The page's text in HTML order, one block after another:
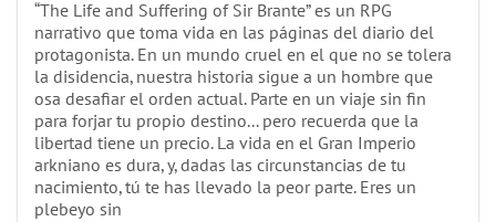
“The Life and Suffering of Sir Brante” es un RPG
narrativo que toma vida en las páginas del diario del
protagonista. En un mundo cruel en el que no se tolera
la disidencia, nuestra historia sigue a un hombre que
osa desafiar el orden actual. Parte en un viaje sin fin
para forjar tu propio destino... pero recuerda que la
libertad tiene un precio. La vida en el Gran Imperio
arkniano es dura, y, dadas las circunstancias de tu
nacimiento, tú te has llevado la peor parte. Eres un
plebeyo sin